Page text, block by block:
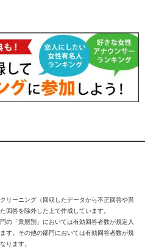
リーニング（回収したデータから不正回答や異
回答を除外した上で作成しています。
の「業態別」においては有効回答者数が規定人
す。その他の部門においては有効回答者数が規
ります。